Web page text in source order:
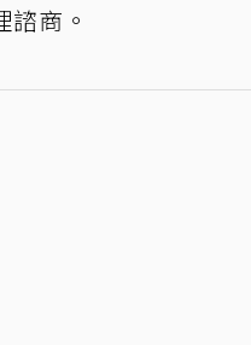
商。